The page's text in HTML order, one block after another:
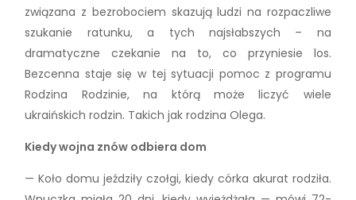
związana z bezrobociem skazują ludzi na rozpaczliwe
szukanie ratunku, a tych najsłabszych – na
dramatyczne czekanie na to, co przyniesie los.
Bezcenna staje się w tej sytuacji pomoc z programu
Rodzina Rodzinie, na którą może liczyć wiele
ukraińskich rodzin. Takich jak rodzina Olega.
Kiedy wojna znów odbiera dom
— Koło domu jeździły czołgi, kiedy córka akurat rodziła.